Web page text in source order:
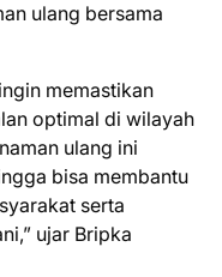
ulang bersama
memastikan
optimal di wilayah
ulang ini
bisa membantu
serta
ujar Bripka